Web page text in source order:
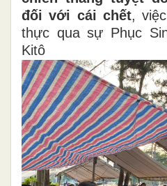
đối với cái chết,
thực qua sự Phục
Kitô